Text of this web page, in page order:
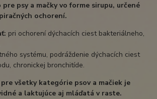
psy a mačky vo forme sirupu, určené
ochorení.
pri ochorení dýchacích ciest bakteriálneho,
systému, podráždenie dýchacích ciest
chronickej bronchitíde.
všetky kategórie psov a mačiek je
a laktujúce aj mláďatá v raste.